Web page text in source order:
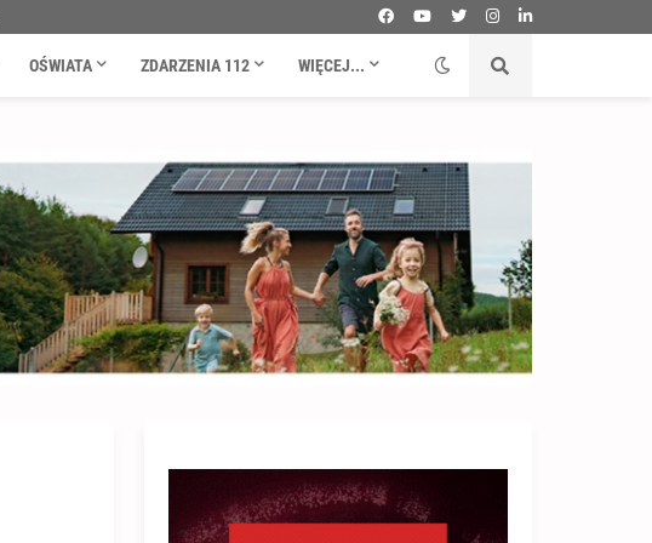
OŚWIATA ZDARZENIA 112 WIĘCEJ...